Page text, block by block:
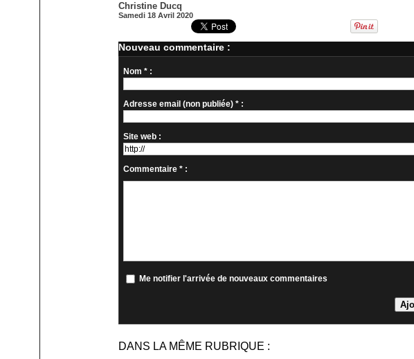
Christine Ducq
Samedi 18 Avril 2020
Nouveau commentaire :
Nom * :
Adresse email (non publiée) * :
Site web :
Commentaire * :
Me notifier l'arrivée de nouveaux commentaires
DANS LA MÊME RUBRIQUE :